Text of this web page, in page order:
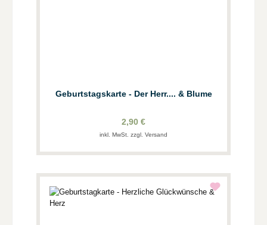
Geburtstagskarte - Der Herr.... & Blume
2,90 €
inkl. MwSt. zzgl. Versand